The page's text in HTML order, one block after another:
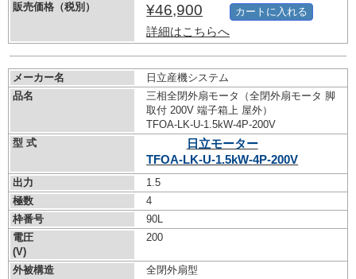
販売価格（税別）
¥46,900
詳細はこちらへ
カートに入れる
メーカー名
日立産機システム
品名
三相全閉外扇モータ（全閉外扇モータ 脚
取付 200V 端子箱上 屋外）
TFOA-LK-U-1.5kW-4P-200V
型 式
日立モーター
TFOA-LK-U-1.5kW-4P-200V
出力
1.5
極数
4
枠番号
90L
電圧
(V)
200
外被構造
全閉外扇型